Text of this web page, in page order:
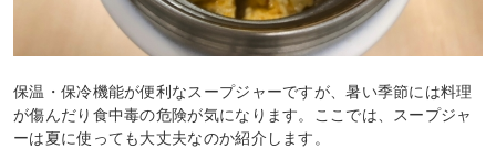
保温・保冷機能が便利なスープジャーですが、暑い季節には料理
が傷んだり食中毒の危険が気になります。ここでは、スープジャ
ーは夏に使っても大丈夫なのか紹介します。